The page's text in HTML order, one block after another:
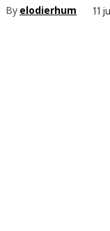
By elodierhum 11